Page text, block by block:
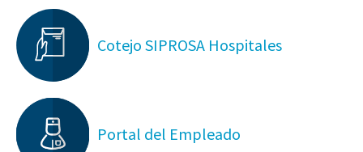
Cotejo SIPROSA Hospitales
Portal del Empleado